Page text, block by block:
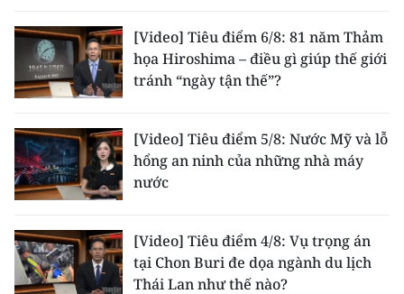
VỀ BÁO NHÂN DÂN
THỜI NAY
NHÂN DÂN HẰNG THÁNG
MUA BÁO
ĐỌC BÁO IN
[Video] Tiêu điểm 6/8: 81 năm Thảm
họa Hiroshima – điều gì giúp thế giới
tránh “ngày tận thế”?
[Video] Tiêu điểm 5/8: Nước Mỹ và lỗ
hổng an ninh của những nhà máy
nước
[Video] Tiêu điểm 4/8: Vụ trọng án
tại Chon Buri đe dọa ngành du lịch
Thái Lan như thế nào?